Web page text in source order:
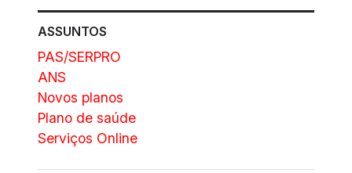
ASSUNTOS
PAS/SERPRO
ANS
Novos planos
Plano de saúde
Serviços Online